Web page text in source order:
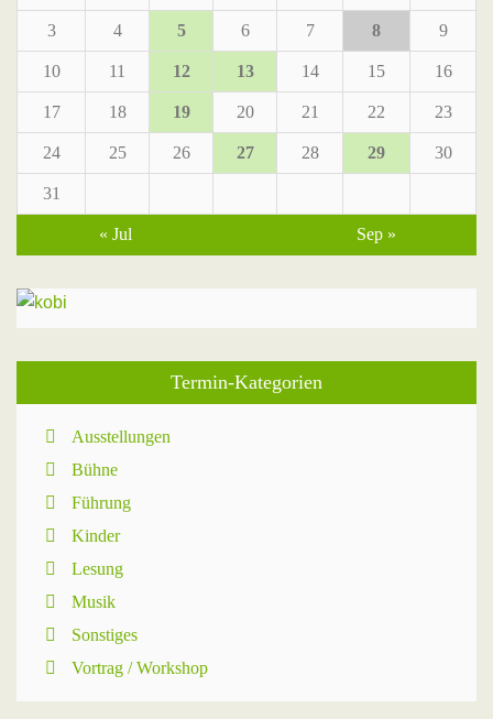
3 4 5 6 7 8 9
10 11 12 13 14 15 16
17 18 19 20 21 22 23
24 25 26 27 28 29 30
31
« Jul Sep »
Termin-Kategorien
Ausstellungen
Bühne
Führung
Kinder
Lesung
Musik
Sonstiges
Vortrag / Workshop